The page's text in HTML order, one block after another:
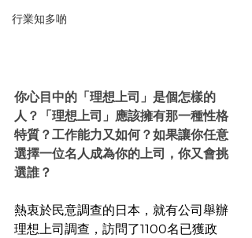
行業知多啲
你心目中的「理想上司」是個怎樣的
人？「理想上司」應該擁有那一種性格
特質？工作能力又如何？如果讓你任意
選擇一位名人成為你的上司，你又會挑
選誰？
熱衷於民意調查的日本，就有公司舉辦
理想上司調查，訪問了1100名已獲政